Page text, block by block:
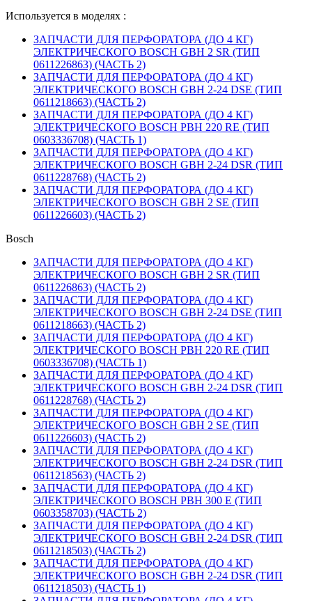
Используется в моделях :
ЗАПЧАСТИ ДЛЯ ПЕРФОРАТОРА (ДО 4 КГ)
ЭЛЕКТРИЧЕСКОГО BOSCH GBH 2 SR (ТИП
0611226863) (ЧАСТЬ 2)
ЗАПЧАСТИ ДЛЯ ПЕРФОРАТОРА (ДО 4 КГ)
ЭЛЕКТРИЧЕСКОГО BOSCH GBH 2-24 DSE (ТИП
0611218663) (ЧАСТЬ 2)
ЗАПЧАСТИ ДЛЯ ПЕРФОРАТОРА (ДО 4 КГ)
ЭЛЕКТРИЧЕСКОГО BOSCH PBH 220 RE (ТИП
0603336708) (ЧАСТЬ 1)
ЗАПЧАСТИ ДЛЯ ПЕРФОРАТОРА (ДО 4 КГ)
ЭЛЕКТРИЧЕСКОГО BOSCH GBH 2-24 DSR (ТИП
0611228768) (ЧАСТЬ 2)
ЗАПЧАСТИ ДЛЯ ПЕРФОРАТОРА (ДО 4 КГ)
ЭЛЕКТРИЧЕСКОГО BOSCH GBH 2 SE (ТИП
0611226603) (ЧАСТЬ 2)
Bosch
ЗАПЧАСТИ ДЛЯ ПЕРФОРАТОРА (ДО 4 КГ)
ЭЛЕКТРИЧЕСКОГО BOSCH GBH 2 SR (ТИП
0611226863) (ЧАСТЬ 2)
ЗАПЧАСТИ ДЛЯ ПЕРФОРАТОРА (ДО 4 КГ)
ЭЛЕКТРИЧЕСКОГО BOSCH GBH 2-24 DSE (ТИП
0611218663) (ЧАСТЬ 2)
ЗАПЧАСТИ ДЛЯ ПЕРФОРАТОРА (ДО 4 КГ)
ЭЛЕКТРИЧЕСКОГО BOSCH PBH 220 RE (ТИП
0603336708) (ЧАСТЬ 1)
ЗАПЧАСТИ ДЛЯ ПЕРФОРАТОРА (ДО 4 КГ)
ЭЛЕКТРИЧЕСКОГО BOSCH GBH 2-24 DSR (ТИП
0611228768) (ЧАСТЬ 2)
ЗАПЧАСТИ ДЛЯ ПЕРФОРАТОРА (ДО 4 КГ)
ЭЛЕКТРИЧЕСКОГО BOSCH GBH 2 SE (ТИП
0611226603) (ЧАСТЬ 2)
ЗАПЧАСТИ ДЛЯ ПЕРФОРАТОРА (ДО 4 КГ)
ЭЛЕКТРИЧЕСКОГО BOSCH GBH 2-24 DSR (ТИП
0611218563) (ЧАСТЬ 2)
ЗАПЧАСТИ ДЛЯ ПЕРФОРАТОРА (ДО 4 КГ)
ЭЛЕКТРИЧЕСКОГО BOSCH PBH 300 E (ТИП
0603358703) (ЧАСТЬ 2)
ЗАПЧАСТИ ДЛЯ ПЕРФОРАТОРА (ДО 4 КГ)
ЭЛЕКТРИЧЕСКОГО BOSCH GBH 2-24 DSR (ТИП
0611218503) (ЧАСТЬ 2)
ЗАПЧАСТИ ДЛЯ ПЕРФОРАТОРА (ДО 4 КГ)
ЭЛЕКТРИЧЕСКОГО BOSCH GBH 2-24 DSR (ТИП
0611218503) (ЧАСТЬ 1)